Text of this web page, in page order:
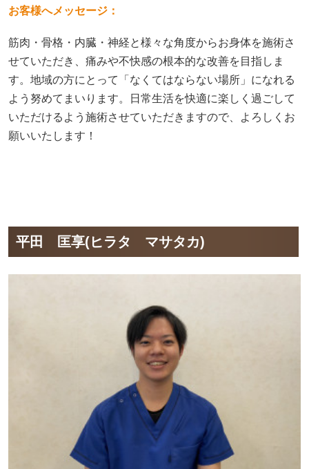
お客様へメッセージ：
筋肉・骨格・内臓・神経と様々な角度からお身体を施術さ
せていただき、痛みや不快感の根本的な改善を目指しま
す。地域の方にとって「なくてはならない場所」になれる
よう努めてまいります。日常生活を快適に楽しく過ごして
いただけるよう施術させていただきますので、よろしくお
願いいたします！
平田 匡享(ヒラタ マサタカ)